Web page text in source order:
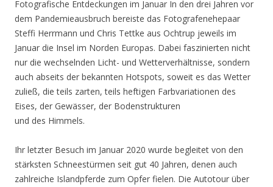
Fotografische Entdeckungen im Januar In den drei Jahren vor
dem Pandemieausbruch bereiste das Fotografenehepaar
Steffi Herrmann und Chris Tettke aus Ochtrup jeweils im
Januar die Insel im Norden Europas. Dabei faszinierten nicht
nur die wechselnden Licht- und Wetterverhältnisse, sondern
auch abseits der bekannten Hotspots, soweit es das Wetter
zuließ, die teils zarten, teils heftigen Farbvariationen des
Eises, der Gewässer, der Bodenstrukturen
und des Himmels.
Ihr letzter Besuch im Januar 2020 wurde begleitet von den
stärksten Schneestürmen seit gut 40 Jahren, denen auch
zahlreiche Islandpferde zum Opfer fielen. Die Autotour über